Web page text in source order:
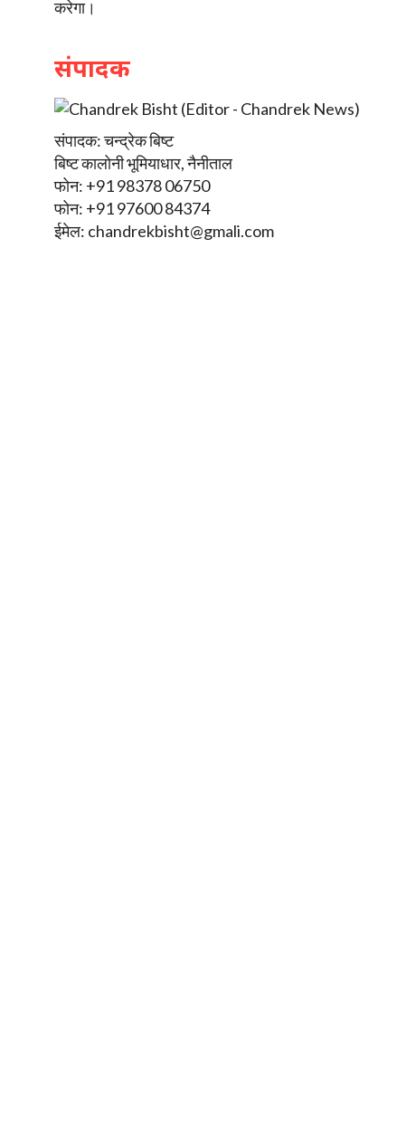
करेगा।
संपादक
संपादक: चन्द्रेक बिष्ट
बिष्ट कालोनी भूमियाधार, नैनीताल
फोन: +91 98378 06750
फोन: +91 97600 84374
ईमेल: chandrekbisht@gmali.com